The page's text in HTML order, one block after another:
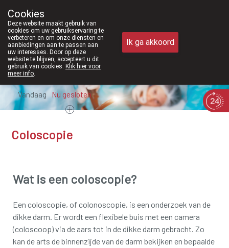
011/610300
Vandaag Nu gesloten
Coloscopie
Wat is een coloscopie?
Een coloscopie, of colonoscopie, is een onderzoek van de
dikke darm. Er wordt een flexibele buis met een camera
(coloscoop) via de aars tot in de dikke darm gebracht. Zo
kan de arts de binnenzijde van de darm bekijken en bepaalde
Cookies
Deze website maakt gebruik van
cookies om uw gebruikservaring te
verbeteren en om onze diensten en
aanbiedingen aan te passen aan
uw interesses. Door op deze
website te blijven, accepteert u dit
gebruik van cookies. Klik hier voor
meer info.
Ik ga akkoord